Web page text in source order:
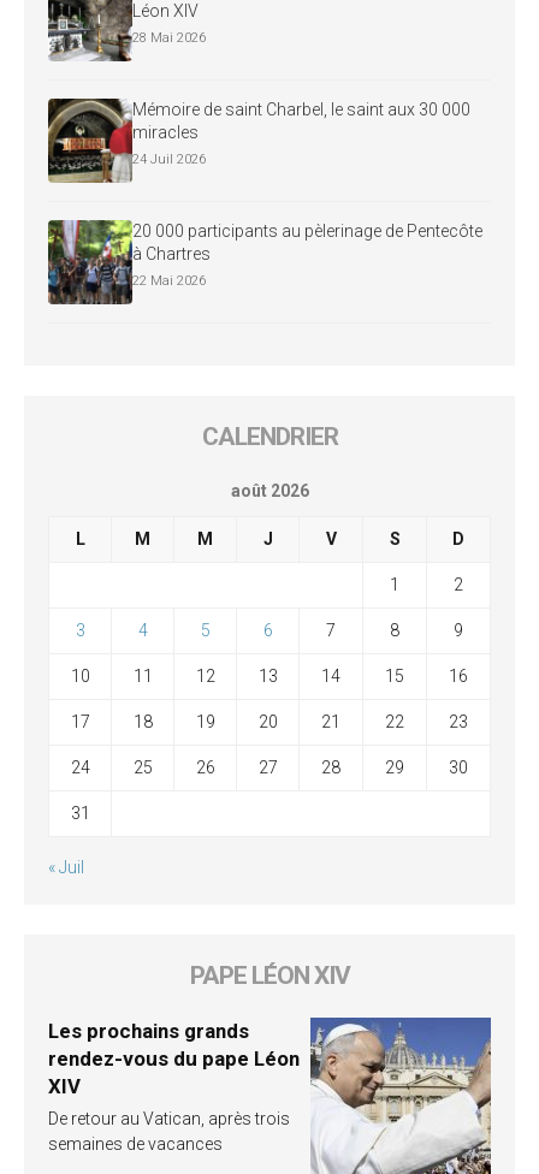
Léon XIV
28 Mai 2026
Mémoire de saint Charbel, le saint aux 30 000
miracles
24 Juil 2026
20 000 participants au pèlerinage de Pentecôte
à Chartres
22 Mai 2026
CALENDRIER
août 2026
L M M J V S D
1 2
3 4 5 6 7 8 9
10 11 12 13 14 15 16
17 18 19 20 21 22 23
24 25 26 27 28 29 30
31
« Juil
PAPE LÉON XIV
Les prochains grands
rendez-vous du pape Léon
XIV
De retour au Vatican, après trois
semaines de vacances